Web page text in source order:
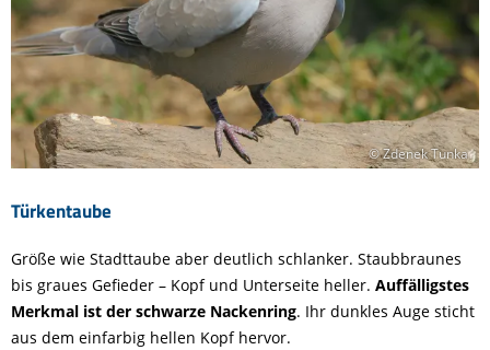
Türkentaube
© Zdenek Tunka
Größe wie Stadttaube aber deutlich schlanker. Staubbraunes
bis graues Gefieder – Kopf und Unterseite heller. Auffälligstes
Merkmal ist der schwarze Nackenring. Ihr dunkles Auge sticht
aus dem einfarbig hellen Kopf hervor.